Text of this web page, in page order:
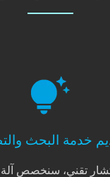
خدمة البحث
تقني، سنخصص آلة